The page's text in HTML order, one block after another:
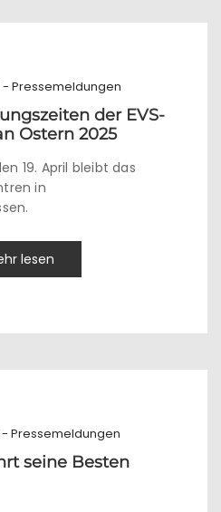
- Pressemeldungen
der EVS-
Ostern 2025
19. April bleibt das
in
lesen
- Pressemeldungen
seine Besten